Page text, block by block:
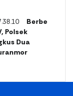
Berbe
Polsek
Dua